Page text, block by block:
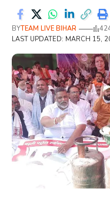
LAST UPDATED: MARCH 15,
BYTEAM LIVE BIHAR